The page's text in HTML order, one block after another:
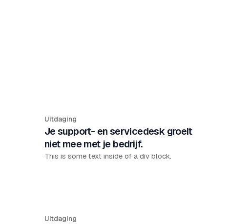
Uitdaging
Je support- en servicedesk groeit
niet mee met je bedrijf.
This is some text inside of a div block.
Uitdaging